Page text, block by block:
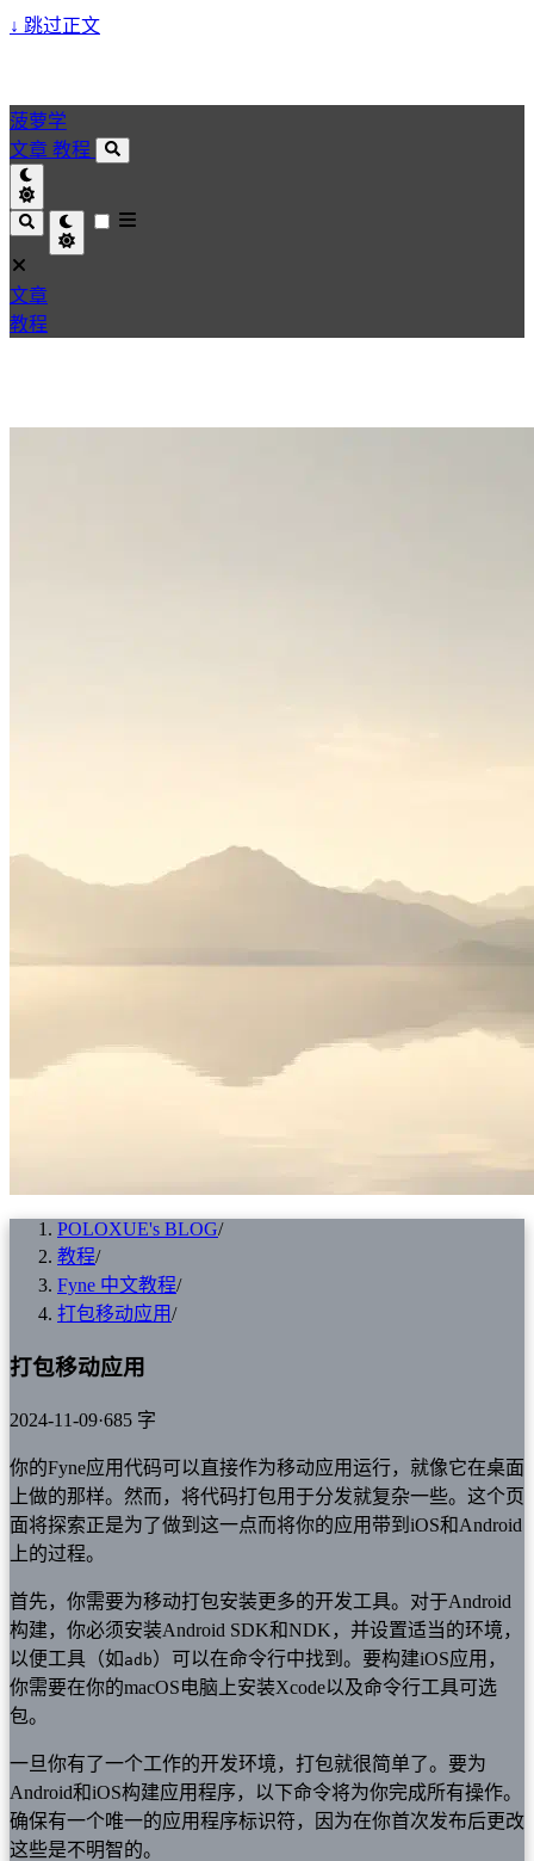
↓ 跳过正文
菠萝学
文章 教程
文章
教程
POLOXUE's BLOG/
教程/
Fyne 中文教程/
打包移动应用/
打包移动应用
2024-11-09·685 字
你的Fyne应用代码可以直接作为移动应用运行，就像它在桌面
上做的那样。然而，将代码打包用于分发就复杂一些。这个页
面将探索正是为了做到这一点而将你的应用带到iOS和Android
上的过程。
首先，你需要为移动打包安装更多的开发工具。对于Android
构建，你必须安装Android SDK和NDK，并设置适当的环境，
以便工具（如 adb）可以在命令行中找到。要构建iOS应用，
你需要在你的macOS电脑上安装Xcode以及命令行工具可选
包。
一旦你有了一个工作的开发环境，打包就很简单了。要为
Android和iOS构建应用程序，以下命令将为你完成所有操作。
确保有一个唯一的应用程序标识符，因为在你首次发布后更改
这些是不明智的。